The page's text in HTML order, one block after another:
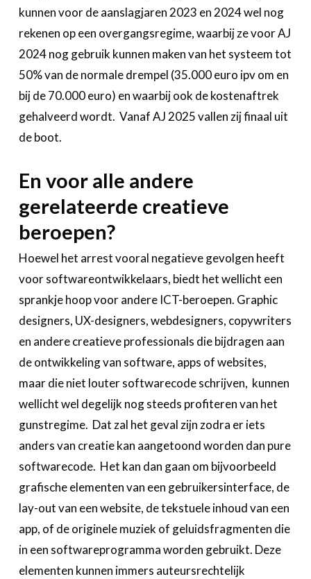
kunnen voor de aanslagjaren 2023 en 2024 wel nog
rekenen op een overgangsregime, waarbij ze voor AJ
2024 nog gebruik kunnen maken van het systeem tot
50% van de normale drempel (35.000 euro ipv om en
bij de 70.000 euro) en waarbij ook de kostenaftrek
gehalveerd wordt. Vanaf AJ 2025 vallen zij finaal uit
de boot.
En voor alle andere
gerelateerde creatieve
beroepen?
Hoewel het arrest vooral negatieve gevolgen heeft
voor softwareontwikkelaars, biedt het wellicht een
sprankje hoop voor andere ICT-beroepen. Graphic
designers, UX-designers, webdesigners, copywriters
en andere creatieve professionals die bijdragen aan
de ontwikkeling van software, apps of websites,
maar die niet louter softwarecode schrijven, kunnen
wellicht wel degelijk nog steeds profiteren van het
gunstregime. Dat zal het geval zijn zodra er iets
anders van creatie kan aangetoond worden dan pure
softwarecode. Het kan dan gaan om bijvoorbeeld
grafische elementen van een gebruikersinterface, de
lay-out van een website, de tekstuele inhoud van een
app, of de originele muziek of geluidsfragmenten die
in een softwareprogramma worden gebruikt. Deze
elementen kunnen immers auteursrechtelijk